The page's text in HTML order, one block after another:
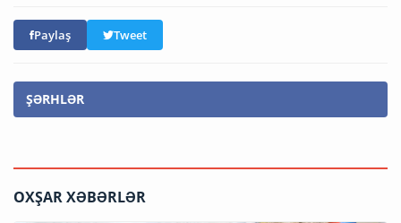
Paylaş Tweet
ŞƏRHLƏR
OXŞAR XƏBƏRLƏR